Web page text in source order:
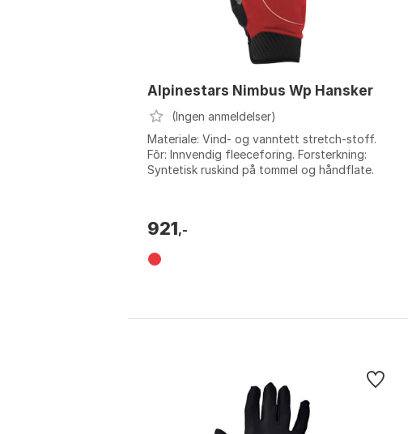
Alpinestars Nimbus Wp Hansker
(Ingen anmeldelser)
Materiale: Vind- og vanntett stretch-stoff.
Fôr: Innvendig fleeceforing. Forsterkning:
Syntetisk ruskind på tommel og håndflate.
921,-